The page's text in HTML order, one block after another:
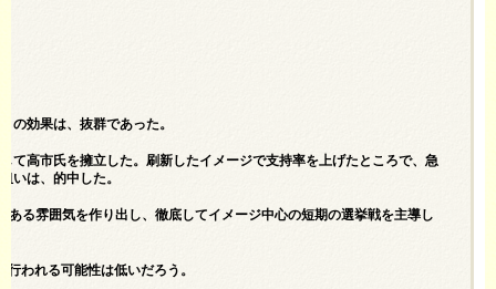
の効果は、抜群であった。
て高市氏を擁立した。刷新したイメージで支持率を上げたところで、急
いは、的中した。
る雰囲気を作り出し、徹底してイメージ中心の短期の選挙戦を主導し
われる可能性は低いだろう。